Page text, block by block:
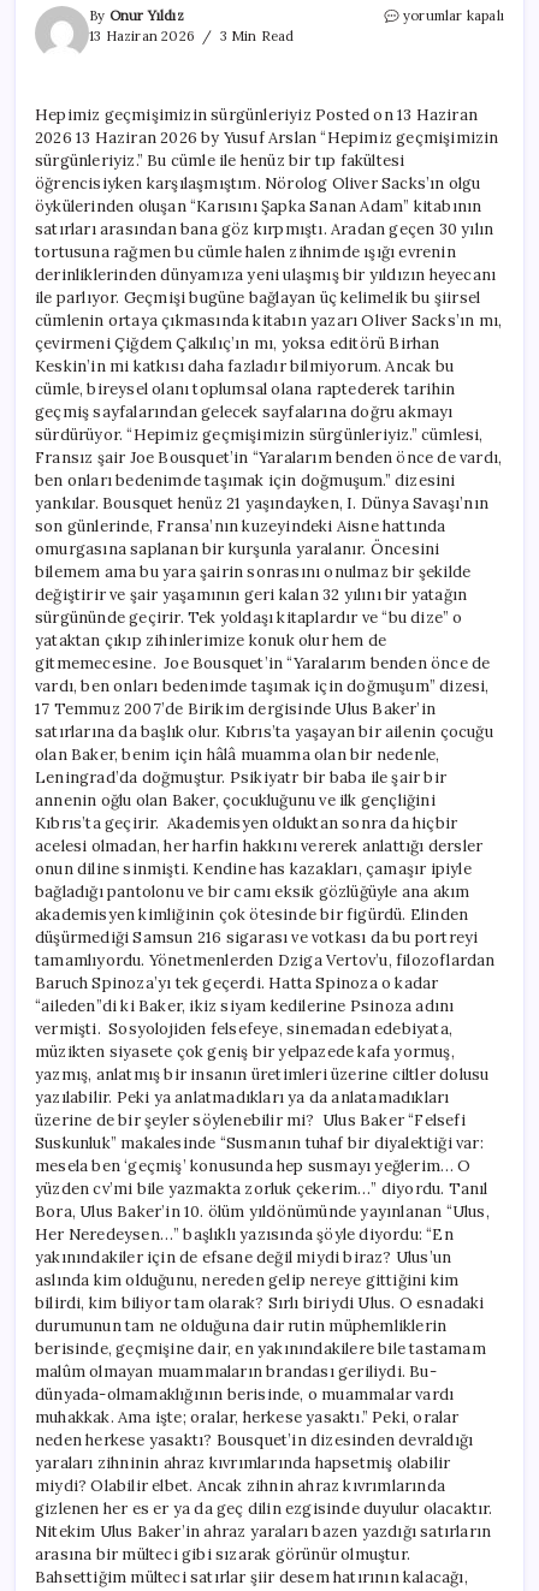
By Onur Yıldız
13 Haziran 2026
3 Min Read
Hepimiz
yorumlar kapalı
Hepimiz geçmişimizin sürgünleriyiz Posted on 13 Haziran
2026 13 Haziran 2026 by Yusuf Arslan “Hepimiz geçmişimizin
sürgünleriyiz.” Bu cümle ile henüz bir tıp fakültesi
öğrencisiyken karşılaşmıştım. Nörolog Oliver Sacks’ın olgu
öykülerinden oluşan “Karısını Şapka Sanan Adam” kitabının
satırları arasından bana göz kırpmıştı. Aradan geçen 30 yılın
tortusuna rağmen bu cümle halen zihnimde ışığı evrenin
derinliklerinden dünyamıza yeni ulaşmış bir yıldızın heyecanı
ile parlıyor. Geçmişi bugüne bağlayan üç kelimelik bu şiirsel
cümlenin ortaya çıkmasında kitabın yazarı Oliver Sacks’ın mı,
çevirmeni Çiğdem Çalkılıç’ın mı, yoksa editörü Birhan
Keskin’in mi katkısı daha fazladır bilmiyorum. Ancak bu
cümle, bireysel olanı toplumsal olana raptederek tarihin
geçmiş sayfalarından gelecek sayfalarına doğru akmayı
sürdürüyor. “Hepimiz geçmişimizin sürgünleriyiz.” cümlesi,
Fransız şair Joe Bousquet’in “Yaralarım benden önce de vardı,
ben onları bedenimde taşımak için doğmuşum.” dizesini
yankılar. Bousquet henüz 21 yaşındayken, I. Dünya Savaşı’nın
son günlerinde, Fransa’nın kuzeyindeki Aisne hattında
omurgasına saplanan bir kurşunla yaralanır. Öncesini
bilemem ama bu yara şairin sonrasını onulmaz bir şekilde
değiştirir ve şair yaşamının geri kalan 32 yılını bir yatağın
sürgününde geçirir. Tek yoldaşı kitaplardır ve “bu dize” o
yataktan çıkıp zihinlerimize konuk olur hem de
gitmemecesine. Joe Bousquet’in “Yaralarım benden önce de
vardı, ben onları bedenimde taşımak için doğmuşum” dizesi,
17 Temmuz 2007’de Birikim dergisinde Ulus Baker’in
satırlarına da başlık olur. Kıbrıs’ta yaşayan bir ailenin çocuğu
olan Baker, benim için hâlâ muamma olan bir nedenle,
Leningrad’da doğmuştur. Psikiyatr bir baba ile şair bir
annenin oğlu olan Baker, çocukluğunu ve ilk gençliğini
Kıbrıs’ta geçirir. Akademisyen olduktan sonra da hiçbir
acelesi olmadan, her harfin hakkını vererek anlattığı dersler
onun diline sinmişti. Kendine has kazakları, çamaşır ipiyle
bağladığı pantolonu ve bir camı eksik gözlüğüyle ana akım
akademisyen kimliğinin çok ötesinde bir figürdü. Elinden
düşürmediği Samsun 216 sigarası ve votkası da bu portreyi
tamamlıyordu. Yönetmenlerden Dziga Vertov’u, filozoflardan
Baruch Spinoza’yı tek geçerdi. Hatta Spinoza o kadar
“aileden”di ki Baker, ikiz siyam kedilerine Psinoza adını
vermişti. Sosyolojiden felsefeye, sinemadan edebiyata,
müzikten siyasete çok geniş bir yelpazede kafa yormuş,
yazmış, anlatmış bir insanın üretimleri üzerine ciltler dolusu
yazılabilir. Peki ya anlatmadıkları ya da anlatamadıkları
üzerine de bir şeyler söylenebilir mi? Ulus Baker “Felsefi
Suskunluk” makalesinde “Susmanın tuhaf bir diyalektiği var:
mesela ben ‘geçmiş’ konusunda hep susmayı yeğlerim… O
yüzden cv’mi bile yazmakta zorluk çekerim…” diyordu. Tanıl
Bora, Ulus Baker’in 10. ölüm yıldönümünde yayınlanan “Ulus,
Her Neredeysen…” başlıklı yazısında şöyle diyordu: “En
yakınındakiler için de efsane değil miydi biraz? Ulus’un
aslında kim olduğunu, nereden gelip nereye gittiğini kim
bilirdi, kim biliyor tam olarak? Sırlı biriydi Ulus. O esnadaki
durumunun tam ne olduğuna dair rutin müphemliklerin
berisinde, geçmişine dair, en yakınındakilere bile tastamam
malûm olmayan muammaların brandası geriliydi. Bu-
dünyada-olmamaklığının berisinde, o muammalar vardı
muhakkak. Ama işte; oralar, herkese yasaktı.” Peki, oralar
neden herkese yasaktı? Bousquet’in dizesinden devraldığı
yaraları zihninin ahraz kıvrımlarında hapsetmiş olabilir
miydi? Olabilir elbet. Ancak zihnin ahraz kıvrımlarında
gizlenen her es er ya da geç dilin ezgisinde duyulur olacaktır.
Nitekim Ulus Baker’in ahraz yaraları bazen yazdığı satırların
arasına bir mülteci gibi sızarak görünür olmuştur.
Bahsettiğim mülteci satırlar şiir desem hatırının kalacağı,